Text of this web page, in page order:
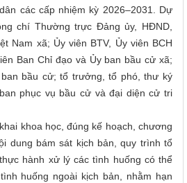
các cấp nhiệm kỳ 2026–2031. Dự
chí Thường trực Đảng ủy, HĐND,
Nam xã; Ủy viên BTV, Ủy viên BCH
Ban Chỉ đạo và Ủy ban bầu cử xã;
bầu cử; tổ trưởng, tổ phó, thư ký
phục vụ bầu cử và đại diện cử tri
khoa học, đúng kế hoạch, chương
dung bám sát kịch bản, quy trình tổ
hành xử lý các tình huống có thể
huống ngoài kịch bản, nhằm hạn